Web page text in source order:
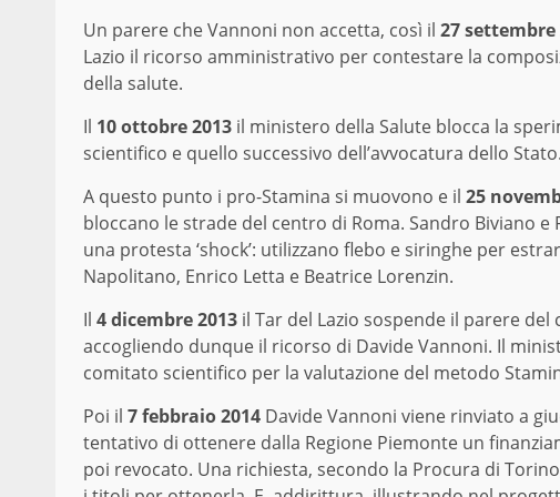
Un parere che Vannoni non accetta, così il 27 settembre
Lazio il ricorso amministrativo per contestare la
della salute.
Il 10 ottobre 2013 il ministero della Salute blocca la
scientifico e quello successivo dell’avvocatura dello Stato.
A questo punto i pro-Stamina si muovono e il 25
bloccano le strade del centro di Roma. Sandro Biviano
una protesta ‘shock’: utilizzano flebo e siringhe per
Napolitano, Enrico Letta e Beatrice Lorenzin.
Il 4 dicembre 2013 il Tar del Lazio sospende il parere
accogliendo dunque il ricorso di Davide Vannoni. Il
comitato scientifico per la valutazione del metodo
Poi il 7 febbraio 2014 Davide Vannoni viene rinviato a
tentativo di ottenere dalla Regione Piemonte un
poi revocato. Una richiesta, secondo la Procura di